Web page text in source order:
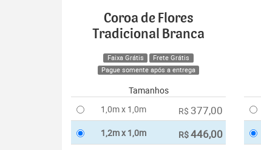
Coroa de Flores
Tradicional Branca
Faixa Grátis
Frete Grátis
Pague somente após a entrega
Tamanhos
1,0m x 1,0m
R$ 377,00
1,2m x 1,0m R$446,00